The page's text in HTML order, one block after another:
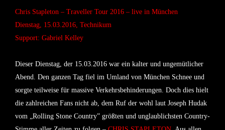
Chris Stapleton – Traveller Tour 2016 – live in München
Dienstag, 15.03.2016, Technikum
Support: Gabriel Kelley
Dieser Dienstag, der 15.03.2016 war ein kalter und ungemütlicher
Abend. Den ganzen Tag fiel im Umland von München Schnee und
sorgte teilweise für massive Verkehrsbehinderungen. Doch dies hielt
die zahlreichen Fans nicht ab, dem Ruf der wohl laut Joseph Hudak
vom „Rolling Stone Country” größten und unglaublichsten Country-